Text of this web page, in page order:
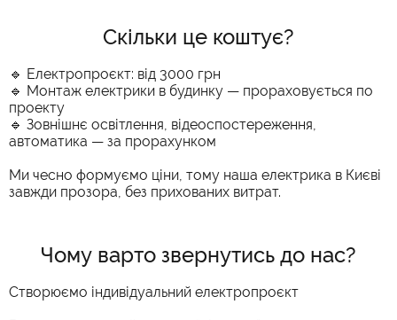
Скільки це коштує?
🔹 Електропроєкт: від 3000 грн
🔹 Монтаж електрики в будинку — прораховується по
проекту
🔹 Зовнішнє освітлення, відеоспостереження,
автоматика — за прорахунком
Ми чесно формуємо ціни, тому наша електрика в Києві
завжди прозора, без прихованих витрат.
Чому варто звернутись до нас?
Створюємо індивідуальний електропроєкт